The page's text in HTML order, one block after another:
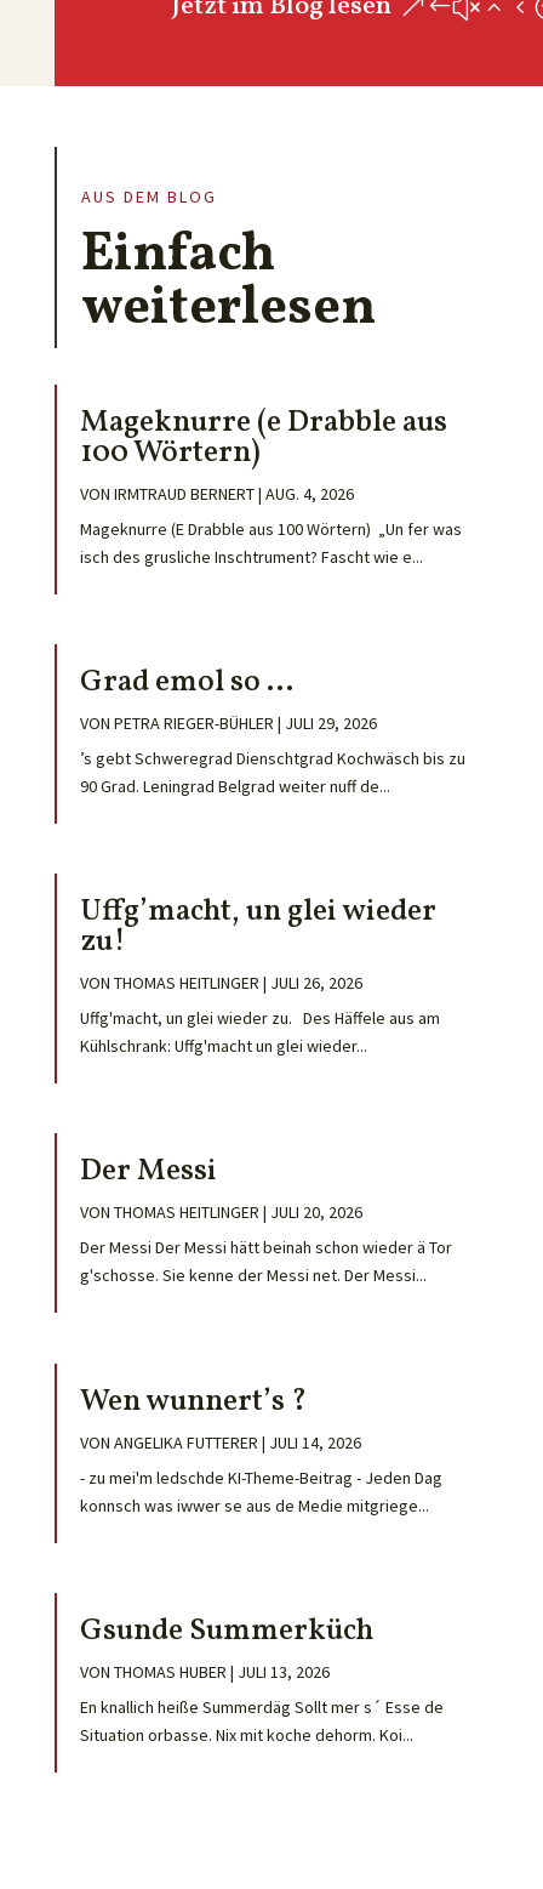
AUS DEM BLOG
Einfach
weiterlesen
Mageknurre (e Drabble aus
100 Wörtern)
VON IRMTRAUD BERNERT| AUG. 4, 2026
Mageknurre (E Drabble aus 100 Wörtern) „Un fer was
isch des grusliche Inschtrument? Fascht wie e...
Grad emol so …
VON PETRA RIEGER-BÜHLER | JULI 29, 2026
’s gebt Schweregrad Dienschtgrad Kochwäsch bis zu
90 Grad. Leningrad Belgrad weiter nuff de...
Uffg’macht, un glei wieder
zu!
VON THOMAS HEITLINGER | JULI 26, 2026
Uffg'macht, un glei wieder zu. Des Häffele aus am
Kühlschrank: Uffg'macht un glei wieder...
Der Messi
VON THOMAS HEITLINGER | JULI 20, 2026
Der Messi Der Messi hätt beinah schon wieder ä Tor
g'schosse. Sie kenne der Messi net. Der Messi...
Wen wunnert’s ?
VON ANGELIKA FUTTERER | JULI 14, 2026
- zu mei'm ledschde KI-Theme-Beitrag - Jeden Dag
konnsch was iwwer se aus de Medie mitgriege...
Gsunde Summerküch
VON THOMAS HUBER | JULI 13, 2026
En knallich heiße Summerdäg Sollt mer s´ Esse de
Situation orbasse. Nix mit koche dehorm. Koi...